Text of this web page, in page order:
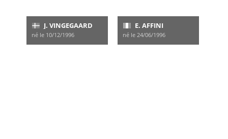
J. VINGEGAARD
né le 10/12/1996
E. AFFINI
né le 24/06/1996